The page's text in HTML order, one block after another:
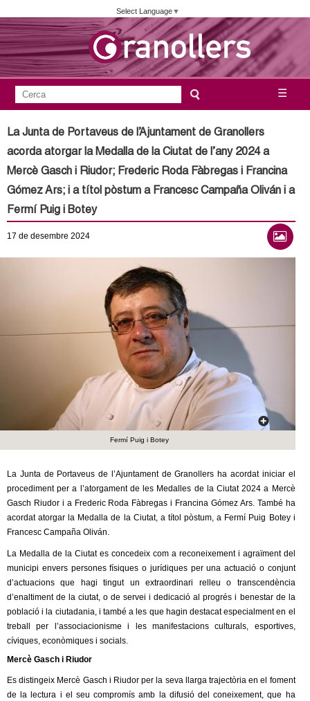
Vés
al
contingut
Select Language▼
u
n
a
G
a
n
o
e
☰
F
m
u
a
r
i
e
e
a
La Junta de Portaveus de l’Ajuntament de Granollers
acorda atorgar la Medalla de la Ciutat de l’any 2024 a
Mercè Gasch i Riudor; Frederic Roda Fàbregas i Francina
Gómez Ars; i a títol pòstum a Francesc Campaña Oliván i a
Fermí Puig i Botey
17 de desembre 2024
Fermí Puig i Botey
La Junta de Portaveus de l’Ajuntament de Granollers ha acordat iniciar el
procediment per a l’atorgament de les Medalles de la Ciutat 2024 a Mercè
Gasch Riudor i a Frederic Roda Fàbregas i Francina Gómez Ars. També ha
acordat atorgar la Medalla de la Ciutat, a títol pòstum, a Fermí Puig Botey i
Francesc Campaña Oliván.
La Medalla de la Ciutat es concedeix com a reconeixement i agraïment del
municipi envers persones físiques o jurídiques per una actuació o conjunt
d’actuacions que hagi tingut un extraordinari relleu o transcendència
d’enaltiment de la ciutat, o de servei i dedicació al progrés i benestar de la
població i la ciutadania, i també a les que hagin destacat especialment en el
treball per l’associacionisme i les manifestacions culturals, esportives,
cíviques, econòmiques i socials.
Mercè Gasch i Riudor
Es distingeix Mercè Gasch i Riudor per la seva llarga trajectòria en el foment
de la lectura i el seu compromís amb la difusió del coneixement, que ha